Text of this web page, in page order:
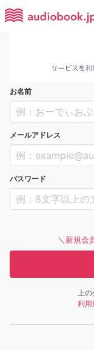
お名前
メールアドレス
パスワード
＼新規会
上
利用